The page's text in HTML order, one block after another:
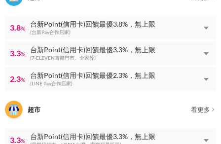
3.8%
台新Point(信用卡)回饋最優3.8%，無上限
(台新Pay合作店家)
3.3%
台新Point(信用卡)回饋最優3.3%，無上限
(7-ELEVEN實體門市、全家等)
2.3%
台新Point(信用卡)回饋最優2.3%，無上限
(LINE Pay合作店家)
超市 看更多
3.3%
台新Point(信用卡)回饋最優3.3%，無上限